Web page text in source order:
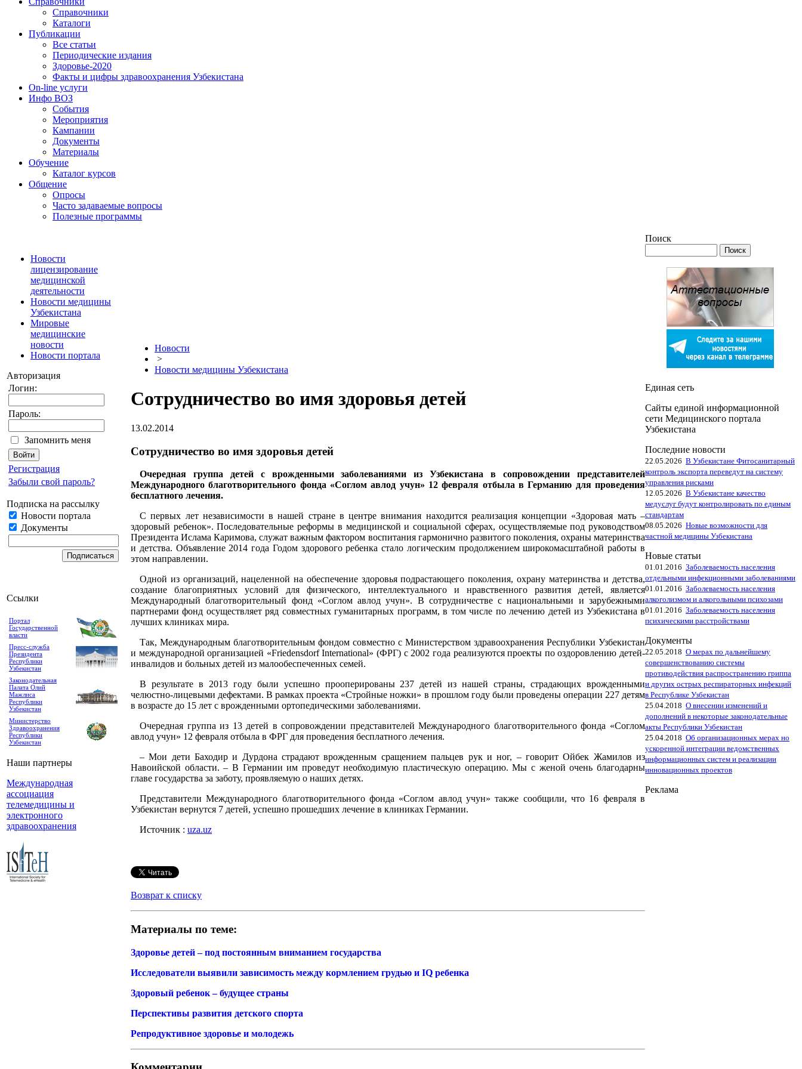
Справочники
Каталоги
Публикации
Все статьи
Периодические издания
Здоровье-2020
Факты и цифры здравоохранения Узбекистана
On-line услуги
Инфо ВОЗ
События
Мероприятия
Кампании
Документы
Материалы
Обучение
Каталог курсов
Общение
Опросы
Часто задаваемые вопросы
Полезные программы
Новости
лицензирование
медицинской
деятельности
Новости медицины
Узбекистана
Мировые
медицинские
новости
Новости портала
Авторизация
Логин:
Пароль:
Запомнить меня
Регистрация
Забыли свой пароль?
Подписка на рассылку
Новости портала
Документы
Ссылки
Портал
Государственной
власти
Пресс-служба
Президента
Республики
Узбекистан
Законодательная
Палата Олий
Мажлиса
Республики
Узбекистан
Министерство
Здравоохранения
Республики
Узбекистан
Наши партнеры
Международная
ассоциация
телемедицины и
электронного
здравоохранения
Новости
>
Новости медицины Узбекистана
Сотрудничество во имя здоровья детей
13.02.2014
Сотрудничество во имя здоровья детей
Очередная группа детей с врожденными заболеваниями из Узбекистана в сопровождении представителей
Международного благотворительного фонда «Соглом авлод учун» 12 февраля отбыла в Германию для проведения
бесплатного лечения.
С первых лет независимости в нашей стране в центре внимания находится реализация концепции «Здоровая мать –
здоровый ребенок». Последовательные реформы в медицинской и социальной сферах, осуществляемые под руководством
Президента Ислама Каримова, служат важным фактором воспитания гармонично развитого поколения, охраны материнства
и детства. Объявление 2014 года Годом здорового ребенка стало логическим продолжением широкомасштабной работы в
этом направлении.
Одной из организаций, нацеленной на обеспечение здоровья подрастающего поколения, охрану материнства и детства,
создание благоприятных условий для физического, интеллектуального и нравственного развития детей, является
Международный благотворительный фонд «Соглом авлод учун». В сотрудничестве с национальными и зарубежными
партнерами фонд осуществляет ряд совместных гуманитарных программ, в том числе по лечению детей из Узбекистана в
лучших клиниках мира.
Так, Международным благотворительным фондом совместно с Министерством здравоохранения Республики Узбекистан
и международной организацией «Friedensdorf International» (ФРГ) с 2002 года реализуются проекты по оздоровлению детей-
инвалидов и больных детей из малообеспеченных семей.
В результате в 2013 году были успешно прооперированы 237 детей из нашей страны, страдающих врожденными
челюстно-лицевыми дефектами. В рамках проекта «Стройные ножки» в прошлом году были проведены операции 227 детям
в возрасте до 15 лет с врожденными ортопедическими заболеваниями.
Очередная группа из 13 детей в сопровождении представителей Международного благотворительного фонда «Соглом
авлод учун» 12 февраля отбыла в ФРГ для проведения бесплатного лечения.
– Мои дети Баходир и Дурдона страдают врожденным сращением пальцев рук и ног, – говорит Ойбек Жамилов из
Навоийской области. – В Германии им проведут необходимую пластическую операцию. Мы с женой очень благодарны
главе государства за заботу, проявляемую о наших детях.
Представители Международного благотворительного фонда «Соглом авлод учун» также сообщили, что 16 февраля в
Узбекистан вернутся 7 детей, успешно прошедших лечение в клиниках Германии.
Источник : uza.uz
Возврат к списку
Материалы по теме:
Здоровье детей – под постоянным вниманием государства
Исследователи выявили зависимость между кормлением грудью и IQ ребенка
Здоровый ребенок – будущее страны
Перспективы развития детского спорта
Репродуктивное здоровье и молодежь
Поиск
Единая сеть
Сайты единой информационной
сети Медицинского портала
Узбекистана
Последние новости
22.05.2026 В Узбекистане Фитосанитарный
контроль экспорта переведут на систему
управления рисками
12.05.2026 В Узбекистане качество
медуслуг будут контролировать по единым
стандартам
08.05.2026 Новые возможности для
частной медицины Узбекистана
Новые статьи
01.01.2016 Заболеваемость населения
отдельными инфекционными заболеваниями
01.01.2016 Заболеваемость населения
алкоголизмом и алкогольными психозами
01.01.2016 Заболеваемость населения
психическими расстройствами
Документы
22.05.2018 О мерах по дальнейшему
совершенствованию системы
противодействия распространению гриппа
и других острых респираторных инфекций
в Республике Узбекистан
25.04.2018 О внесении изменений и
дополнений в некоторые законодательные
акты Республики Узбекистан
25.04.2018 Об организационных мерах но
ускоренной интеграции ведомственных
информационных систем и реализации
инновационных проектов
Реклама